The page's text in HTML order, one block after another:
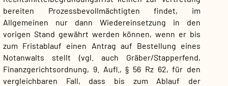
bereiten Prozessbevollmächtigten findet, im
Allgemeinen nur dann Wiedereinsetzung in den
vorigen Stand gewährt werden können, wenn er bis
zum Fristablauf einen Antrag auf Bestellung eines
Notanwalts stellt (vgl. auch Gräber/Stapperfend,
Finanzgerichtsordnung, 9. Aufl., § 56 Rz 62, für den
vergleichbaren Fall, dass bis zum Ablauf der